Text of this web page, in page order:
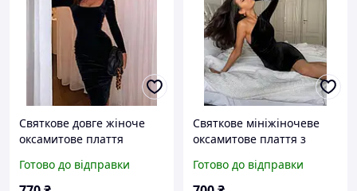
Святкове довге жіноче
оксамитове плаття
смарагдове) з довгим
рукавом
Готово до відправки
Святкове мініжіночеве
оксамитове плаття з
синє, смарагдове)
Готово до відправки